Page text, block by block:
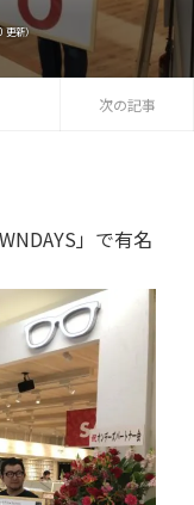
更新）
次の記事
」で有名